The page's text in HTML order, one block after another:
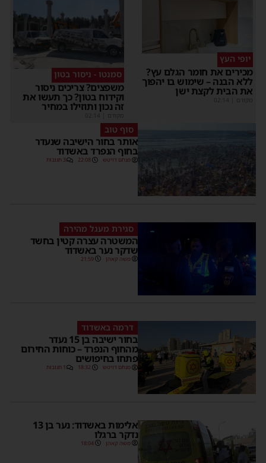
יופי העץ
מכירים את חומר הגלם עץ?
ללא הבנה – שימוש בו יהפוך
את הבית לקצת ישן
מקודם
סמנטו - ניסור בטון
משפצים? צריכים ניסור
וקידוח בטון? כך תעשו את
זה נכון ותוזילו במחיר
מקודם
סוף טוב
אותר בחור הישיבה שנעדר
בחוף הנפרד באשדוד
מנחם דויטש 22:08 3 תגובות
סגירת מעגל מהירה
המשטרה עצרה קטין בחשד
שדקר נער באשדוד
משה קאהן 21:59
דרמה באשדוד
בחור ישיבה בן 15 נעדר
מהחוף הנפרד – כוחות החירום
פתחו בחיפושים
מנחם דויטש 18:32 1 תגובות
אלימות באשדוד: נער בן 13
נדקר ברגלו
משה קאהן 18:04